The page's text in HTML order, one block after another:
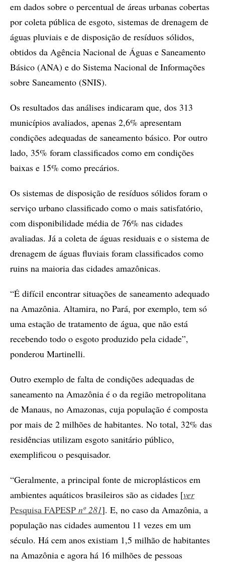
em dados sobre o percentual de áreas urbanas cobertas
por coleta pública de esgoto, sistemas de drenagem de
águas pluviais e de disposição de resíduos sólidos,
obtidos da Agência Nacional de Águas e Saneamento
Básico (ANA) e do Sistema Nacional de Informações
sobre Saneamento (SNIS).
Os resultados das análises indicaram que, dos 313
municípios avaliados, apenas 2,6% apresentam
condições adequadas de saneamento básico. Por outro
lado, 35% foram classificados como em condições
baixas e 15% como precários.
Os sistemas de disposição de resíduos sólidos foram o
serviço urbano classificado como o mais satisfatório,
com disponibilidade média de 76% nas cidades
avaliadas. Já a coleta de águas residuais e o sistema de
drenagem de águas fluviais foram classificados como
ruins na maioria das cidades amazônicas.
“É difícil encontrar situações de saneamento adequado
na Amazônia. Altamira, no Pará, por exemplo, tem só
uma estação de tratamento de água, que não está
recebendo todo o esgoto produzido pela cidade”,
ponderou Martinelli.
Outro exemplo de falta de condições adequadas de
saneamento na Amazônia é o da região metropolitana
de Manaus, no Amazonas, cuja população é composta
por mais de 2 milhões de habitantes. No total, 32% das
residências utilizam esgoto sanitário público,
exemplificou o pesquisador.
“Geralmente, a principal fonte de microplásticos em
ambientes aquáticos brasileiros são as cidades [ver
Pesquisa FAPESP nº 281]. E, no caso da Amazônia, a
população nas cidades aumentou 11 vezes em um
século. Há cem anos existiam 1,5 milhão de habitantes
na Amazônia e agora há 16 milhões de pessoas